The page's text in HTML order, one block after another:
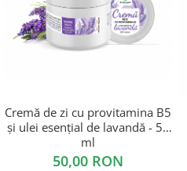
Cremă de zi cu provitamina B5
și ulei esențial de lavandă - 50
ml
50,00 RON